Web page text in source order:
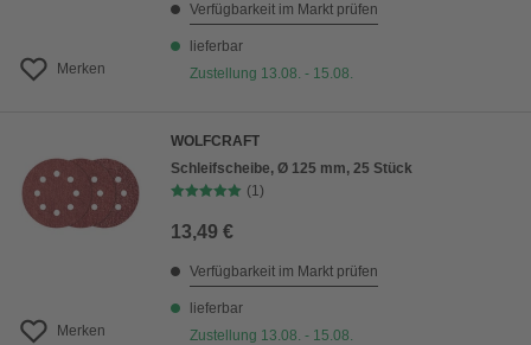
Merken
Verfügbarkeit im Markt prüfen
lieferbar
Zustellung 13.08. - 15.08.
Merken
WOLFCRAFT
Schleifscheibe, Ø 125 mm, 25 Stück
(1)
13,49 €
Verfügbarkeit im Markt prüfen
lieferbar
Zustellung 13.08. - 15.08.